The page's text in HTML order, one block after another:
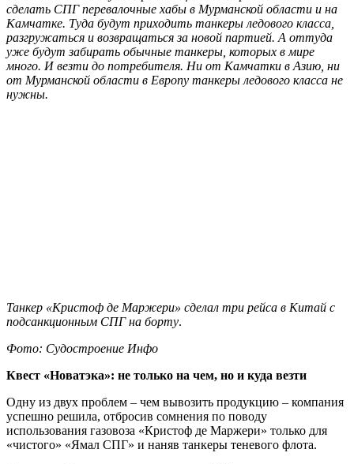
сделать СПГ перевалочные хабы в Мурманской области и на
Камчатке. Туда будут приходить танкеры ледового класса,
разгружаться и возвращаться за новой партией. А оттуда
уже будут забирать обычные танкеры, которых в мире
много. И везти до потребителя. Ни от Камчатки в Азию, ни
от Мурманской области в Европу танкеры ледового класса не
нужны.
Танкер «Кристоф де Маржери» сделал три рейса в Китай с
подсанкционным СПГ на борту.
Фото: Судостроение Инфо
Квест «Новатэка»: не только на чем, но и куда везти
Одну из двух проблем – чем вывозить продукцию – компания
успешно решила, отбросив сомнения по поводу
использования газовоза «Кристоф де Маржери» только для
«чистого» «Ямал СПГ» и наняв танкеры теневого флота.